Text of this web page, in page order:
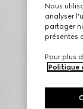
Nous
analyser
partager
présentes
Pour plus
Politique